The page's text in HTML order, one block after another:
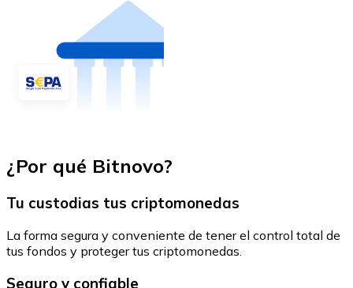
¿Por qué Bitnovo?
Tu custodias tus criptomonedas
La forma segura y conveniente de tener el control total de
tus fondos y proteger tus criptomonedas.
Seguro y confiable